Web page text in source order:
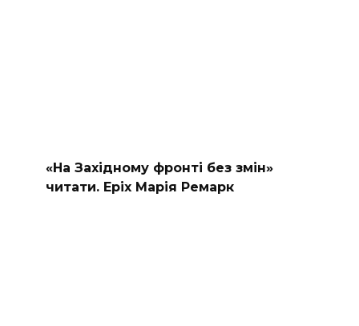
«На Західному фронті без змін»
читати. Еріх Марія Ремарк